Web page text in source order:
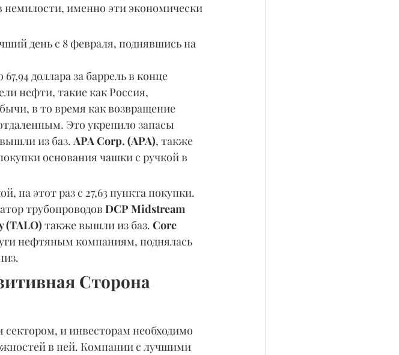
немилости, именно эти экономически
день с 8 февраля, поднявшись на
доллара за баррель в конце
нефти, такие как Россия,
в то время как возвращение
Это укрепило запасы
из баз. APA Corp. (APA), также
основания чашки с ручкой в
на этот раз с 27,63 пункта покупки.
трубопроводов DCP Midstream
(TALO) также вышли из баз. Core
нефтяным компаниям, поднялась
Сторона
и инвесторам необходимо
в ней. Компании с лучшими